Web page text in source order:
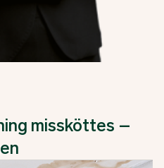
missköttes –